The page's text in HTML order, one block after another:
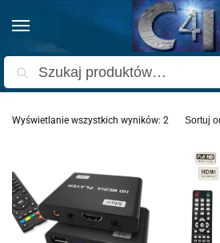
Strona główna Produkty oznaczone “P08H”
Wyświetlanie wszystkich wyników: 2